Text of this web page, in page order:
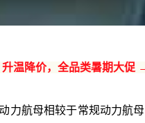
温降价，全品类暑期大促
力航母相较于常规动力航